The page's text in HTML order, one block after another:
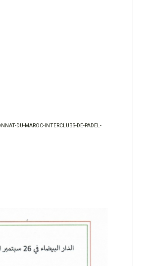
DU-MAROC-INTERCLUBS-DE-PADEL-